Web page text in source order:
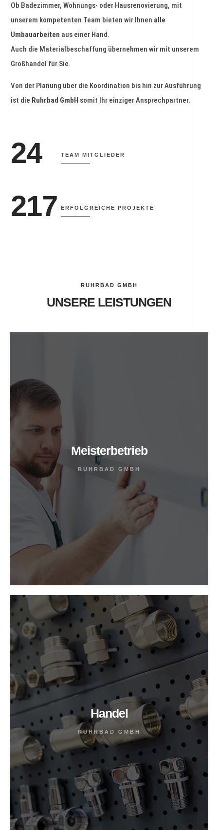
Ob Badezimmer, Wohnungs- oder Hausrenovierung, mit
unserem kompetenten Team bieten wir Ihnen alle
Umbauarbeiten aus einer Hand.
Auch die Materialbeschaffung übernehmen wir mit unserem
Großhandel für Sie.
Von der Planung über die Koordination bis hin zur Ausführung
ist die Ruhrbad GmbH somit Ihr einziger Ansprechpartner.
24 TEAM MITGLIEDER
217 ERFOLGREICHE PROJEKTE
RUHRBAD GMBH
UNSERE LEISTUNGEN
Meisterbetrieb
RUHRBAD GMBH
Handel
RUHRBAD GMBH